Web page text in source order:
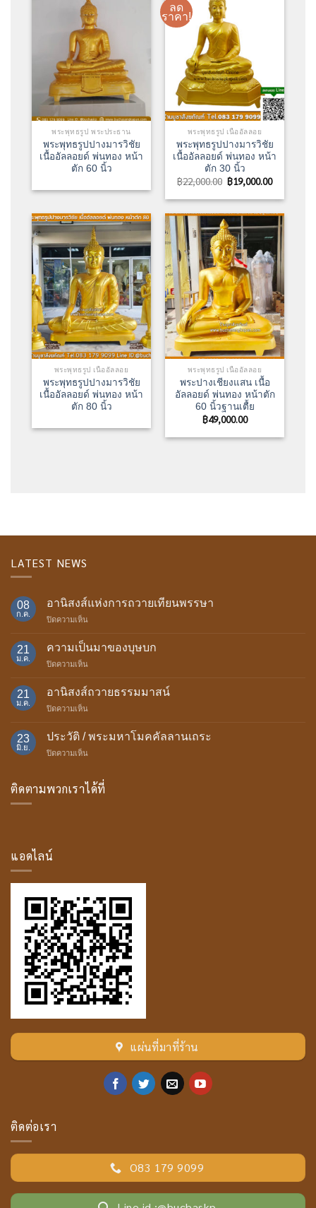
พระพุทธรูป พระประธาน
พระพุทธรูปปางมารวิชัย
เนื้ออัลลอยด์ พ่นทอง หน้า
ตัก 60 นิ้ว
ลด
ราคา!
พระพุทธรูป เนื้ออัลลอย
พระพุทธรูปปางมารวิชัย
เนื้ออัลลอยด์ พ่นทอง หน้า
ตัก 30 นิ้ว
฿22,000.00 Original
price
was:
฿19,000.00Current
is:
พระพุทธรูป เนื้ออัลลอย
พระพุทธรูปปางมารวิชัย
เนื้ออัลลอยด์ พ่นทอง หน้า
ตัก 80 นิ้ว
พระพุทธรูป เนื้ออัลลอย
พระปางเชียงแสน เนื้อ
อัลลอยด์ พ่นทอง หน้าตัก
60 นิ้วฐานเตื้ย
฿49,000.00
LATEST NEWS
08
ก.ค.
อานิสงส์แห่งการถวายเทียนพรรษา
ปิดความเห็นบน
แห่ง
ถวาย
พรรษา
21
ม.ค.
ความเป็นมาของบุษบก
ปิดความเห็นบน
เป็น
ของ
21
ม.ค.
อานิสงส์ถวายธรรมมาสน์
ปิดความเห็นบน
ถวาย
มา
23
มิ.ย.
ประวัติ / พระมหาโมคคัลลานเถระ
ปิดความเห็นบน
พระ
ติดตามพวกเราได้ที่
แอดไลน์
แผ่นที่มาที่ร้าน
ติดต่อเรา
O83 179 9099